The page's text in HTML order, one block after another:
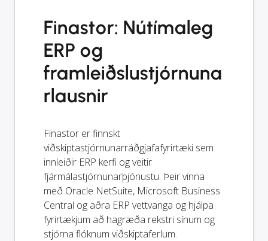
Finastor: Nútímaleg
ERP og
framleiðslustjórnuna
rlausnir
Finastor er finnskt
viðskiptastjórnunarráðgjafafyrirtæki sem
innleiðir ERP kerfi og veitir
fjármálastjórnunarþjónustu. Þeir vinna
með Oracle NetSuite, Microsoft Business
Central og aðra ERP vettvanga og hjálpa
fyrirtækjum að hagræða rekstri sínum og
stjórna flóknum viðskiptaferlum.